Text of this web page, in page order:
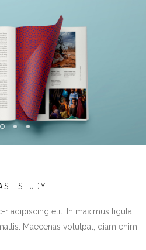
STUDY
r adipiscing elit. In maximus ligula
Maecenas volutpat, diam enim.